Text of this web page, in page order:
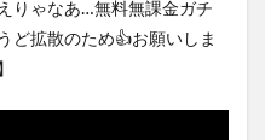
りゃなあ…無料無課金ガチ
ど拡散のため👍お願いしま